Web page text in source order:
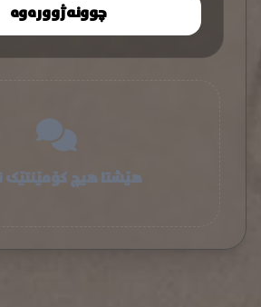
چوونەژوورەوە
هێشتا هیچ کۆمێنتێک